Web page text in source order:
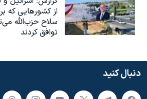
از کشورهایی که
سلاح حزب‌الله
توافق کردند
دنبال کنید